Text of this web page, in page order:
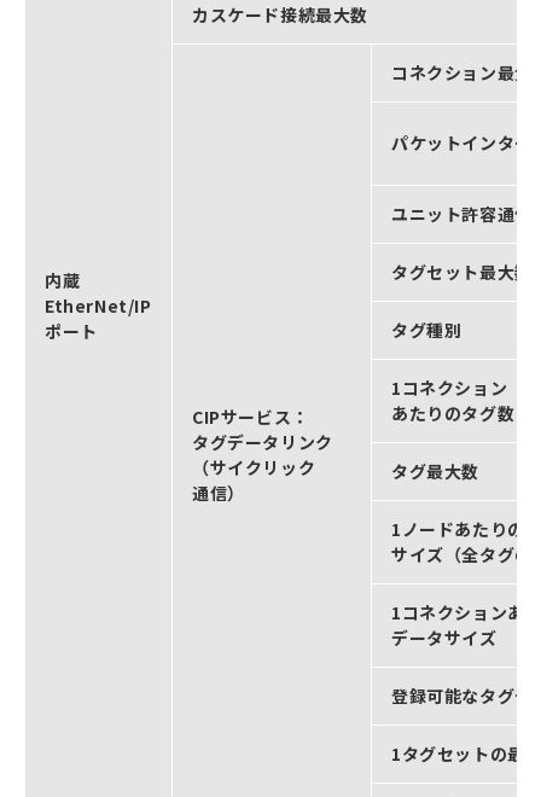
内蔵
EtherNet/IP
ポート
カスケード接続最大数
CIPサービス：
タグデータリンク
（サイクリック
通信）
コネクション最大
パケットインター
ユニット許容通信
タグセット最大数
タグ種別
1コネクション（
あたりのタグ数
タグ最大数
1ノードあたりの
サイズ（全タグの
1コネクションあ
データサイズ
登録可能なタグセ
1タグセットの最